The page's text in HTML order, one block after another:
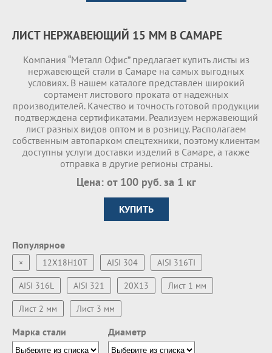
ЛИСТ НЕРЖАВЕЮЩИЙ 15 ММ В САМАРЕ
Компания “Металл Офис” предлагает купить листы из
нержавеющей стали в Самаре на самых выгодных
условиях. В нашем каталоге представлен широкий
сортамент листового проката от надежных
производителей. Качество и точность готовой продукции
подтверждена сертификатами. Реализуем нержавеющий
лист разных видов оптом и в розницу. Располагаем
собственным автопарком спецтехники, поэтому клиентам
доступны услуги доставки изделий в Самаре, а также
отправка в другие регионы страны.
Цена: от 100 руб. за 1 кг
КУПИТЬ
Популярное
× 12Х18Н10Т AISI 304 AISI 316TI
AISI 316L AISI 321 20Х13 Лист 1 мм
Лист 2 мм Лист 3 мм
Марка стали Диаметр